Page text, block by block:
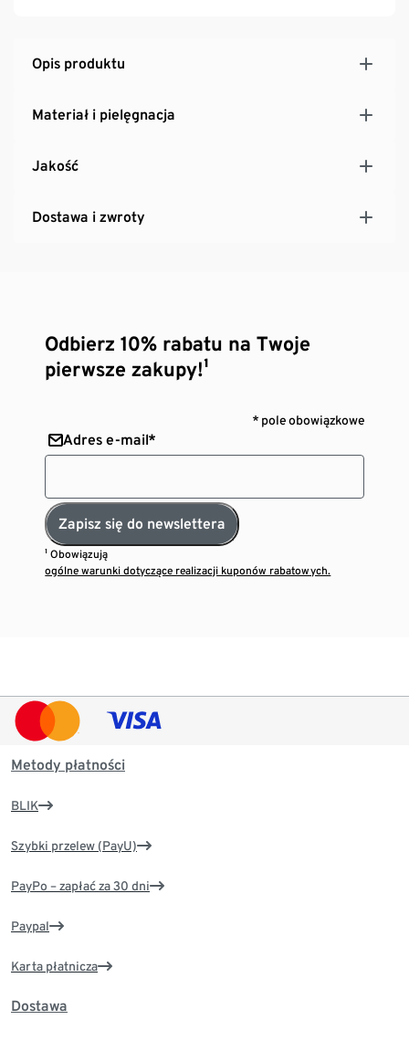
Opis produktu
Materiał i pielęgnacja
Jakość
Dostawa i zwroty
Odbierz 10% rabatu na Twoje
pierwsze zakupy!¹
* pole obowiązkowe
Adres e-mail*
Zapisz się do newslettera
¹ Obowiązują
ogólne warunki dotyczące realizacji kuponów rabatowych.
Metody płatności
BLIK
Szybki przelew (PayU)
PayPo – zapłać za 30 dni
Paypal
Karta płatnicza
Dostawa